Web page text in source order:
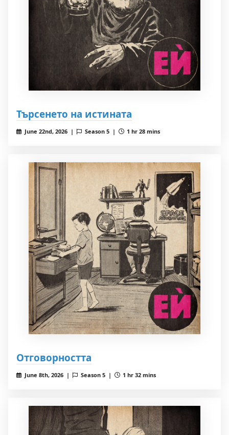
Търсенето на истината
June 22nd, 2026 | Season 5 | 1 hr 28 mins
Отговорността
June 8th, 2026 | Season 5 | 1 hr 32 mins